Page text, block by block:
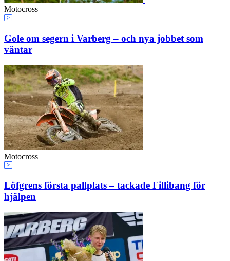
Motocross
Gole om segern i Varberg – och nya jobbet som
väntar
Motocross
Löfgrens första pallplats – tackade Fillibang för
hjälpen